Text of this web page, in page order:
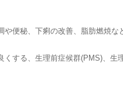
便秘、下痢の改善、脂肪燃焼
する、生理前症候群(PMS)、生